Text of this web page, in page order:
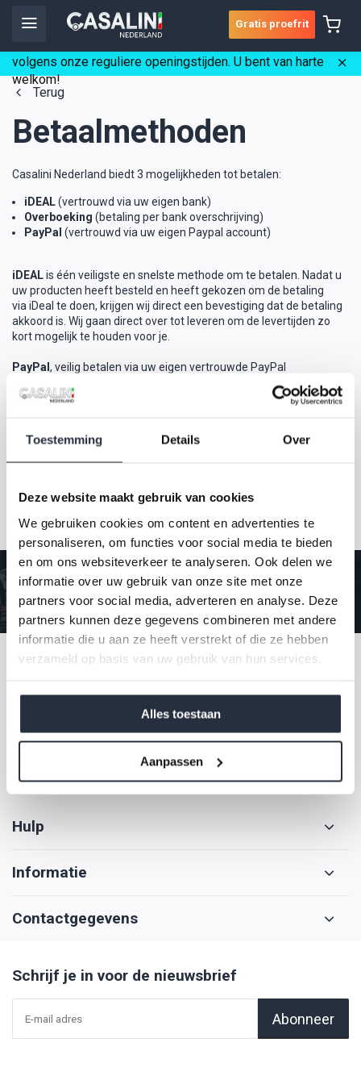
Toestemming Details Over
Deze website maakt gebruik van cookies
We gebruiken cookies om content en advertenties te
personaliseren, om functies voor social media te bieden
en om ons websiteverkeer te analyseren. Ook delen we
informatie over uw gebruik van onze site met onze
partners voor social media, adverteren en analyse. Deze
partners kunnen deze gegevens combineren met andere
informatie die u aan ze heeft verstrekt of die ze hebben
verzameld op basis van uw gebruik van hun services.
Alles toestaan
Aanpassen
Gratis proefrit
☀️ Wij zijn gedurende de vakantie gewoon geopend
volgens onze reguliere openingstijden. U bent van harte
welkom!
Terug
Betaalmethoden
Casalini Nederland biedt 3 mogelijkheden tot betalen:
iDEAL(vertrouwd via uw eigen bank)
Overboeking (betaling per bank overschrijving)
PayPal (vertrouwd via uw eigen Paypal account)
iDEALis één veiligste en snelste methode om te betalen. Nadat u
uw producten heeft besteld en heeft gekozen om de betaling
via iDeal te doen, krijgen wij direct een bevestiging dat de betaling
akkoord is. Wij gaan direct over tot leveren om de levertijden zo
kort mogelijk te houden voor je.
PayPal , veilig betalen via uw eigen vertrouwde PayPal
Kom langs in onze showroom en maak
eengratisproefrit
Plan een proefrit
Klantenservice
Veelgestelde vragen
info@casalini-nederland.com
Hulp
Informatie
Contactgegevens
Schrijf je in voor de nieuwsbrief
Abonneer